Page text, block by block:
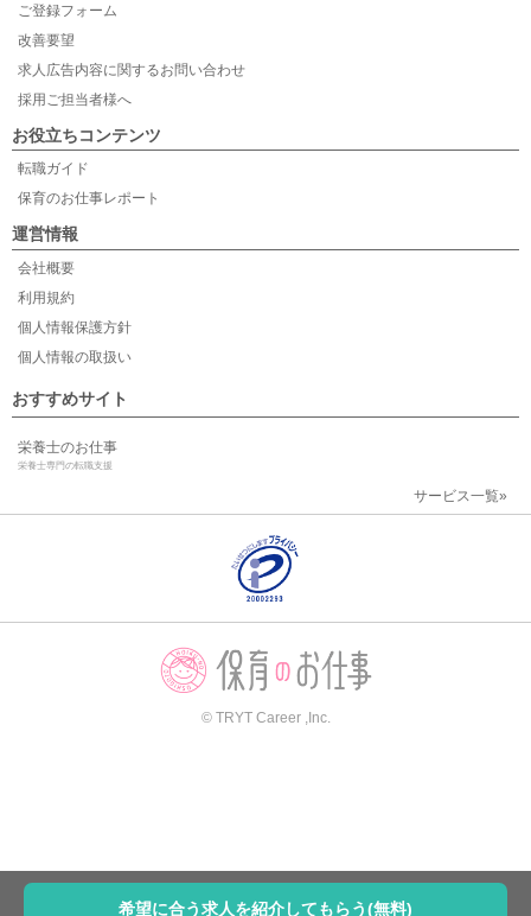
希望に合う求人を紹介してもらう(無料)
ご登録フォーム
改善要望
求人広告内容に関するお問い合わせ
採用ご担当者様へ
お役立ちコンテンツ
転職ガイド
保育のお仕事レポート
運営情報
会社概要
利用規約
個人情報保護方針
個人情報の取扱い
おすすめサイト
栄養士のお仕事
栄養士専門の転職支援
サービス一覧»
© TRYT Career ,Inc.